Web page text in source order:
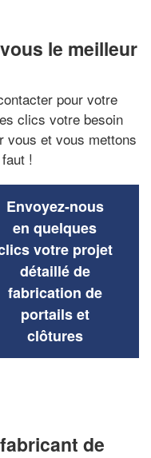
le meilleur
pour votre
clics votre besoin
vous et vous mettons
!
Envoyez-nous
en quelques
votre projet
détaillé de
fabrication de
portails et
clôtures
de